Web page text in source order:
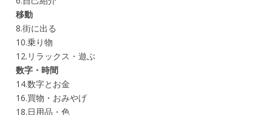
移動
8.街に出る
10.乗り物
12.リラックス・遊ぶ
数字・時間
14.数字とお金
16.買物・おみやげ
18.日用品・色